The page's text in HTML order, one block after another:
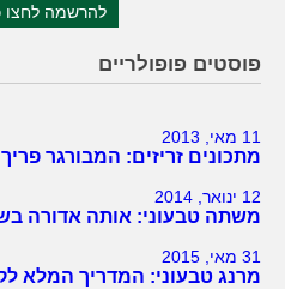
להרשמה לחצו
פוסטים פופולריים
11 מאי, 2013
מתכונים זריזים: המבורגר
12 ינואר, 2014
משתה טבעוני: אותה אדורה
31 מאי, 2015
מרנג טבעוני: המדריך המלא